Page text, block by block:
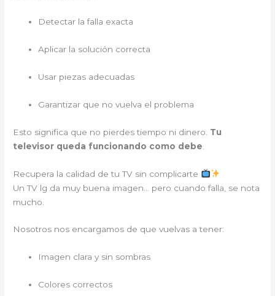
Detectar la falla exacta
Aplicar la solución correcta
Usar piezas adecuadas
Garantizar que no vuelva el problema
Esto significa que no pierdes tiempo ni dinero. Tu
televisor queda funcionando como debe
Recupera la calidad de tu TV sin complicarte
Un TV lg da muy buena imagen… pero cuando falla, se nota
mucho.
Nosotros nos encargamos de que vuelvas a tener:
Imagen clara y sin sombras
Colores correctos